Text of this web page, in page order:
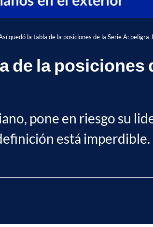
quedó la tabla de la posiciones de la Serie A: peligra
de la
pone en riesgo su
está imperdible.